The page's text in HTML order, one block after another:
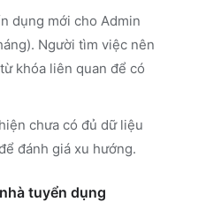
dụng mới cho Admin
Người tìm việc nên
khóa liên quan để có
chưa có đủ dữ liệu
đánh giá xu hướng.
tuyển dụng